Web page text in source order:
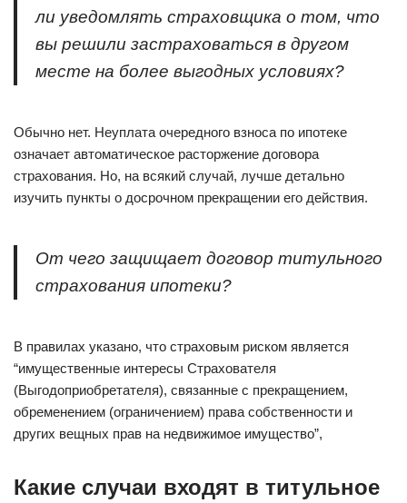
ли уведомлять страховщика о том, что
вы решили застраховаться в другом
месте на более выгодных условиях?
Обычно нет. Неуплата очередного взноса по ипотеке
означает автоматическое расторжение договора
страхования. Но, на всякий случай, лучше детально
изучить пункты о досрочном прекращении его действия.
От чего защищает договор титульного
страхования ипотеки?
В правилах указано, что страховым риском является
“имущественные интересы Страхователя
(Выгодоприобретателя), связанные с прекращением,
обременением (ограничением) права собственности и
других вещных прав на недвижимое имущество”,
Какие случаи входят в титульное